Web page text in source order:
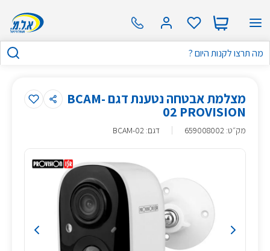
מצלמת אבטחה נטענת דגם BCAM-
02 PROVISION
מק״ט:
659008002 דגם: BCAM-02